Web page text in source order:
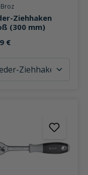
5 Sternen Bewertung
Ziehhaken
(300 mm)
€